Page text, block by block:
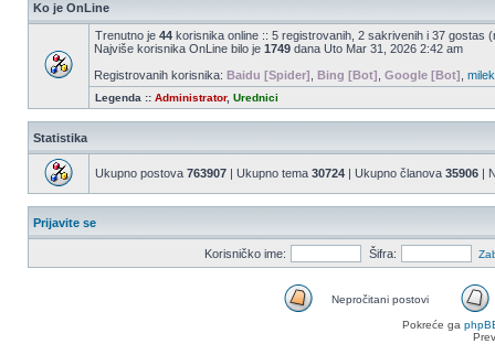
Ko je OnLine
Trenutno je 44 korisnika online :: 5 registrovanih, 2 sakrivenih i 37 gostas
Najviše korisnika OnLine bilo je 1749 dana Uto Mar 31, 2026 2:42 am
Registrovanih korisnika: Baidu [Spider] Bing [Bot] Google [Bot] milek
Legenda :: Administrator, Urednici
Statistika
Ukupno postova 763907 | Ukupno tema 30724 | Ukupno članova 35906 |
Prijavite se
Korisničko ime: Šifra:
Nepročitani postovi
Pokreće ga